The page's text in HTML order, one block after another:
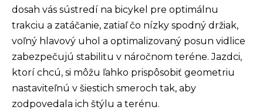
dosah vás sústredí na bicykel pre optimálnu
trakciu a zatáčanie, zatiaľ čo nízky spodný držiak,
voľný hlavový uhol a optimalizovaný posun vidlice
zabezpečujú stabilitu v náročnom teréne. Jazdci,
ktorí chcú, si môžu ľahko prispôsobiť geometriu
nastaviteľnú v šiestich smeroch tak, aby
zodpovedala ich štýlu a terénu.